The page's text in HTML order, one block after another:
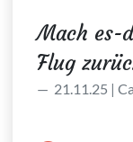
Mach es-
Flug
21.11.25 |